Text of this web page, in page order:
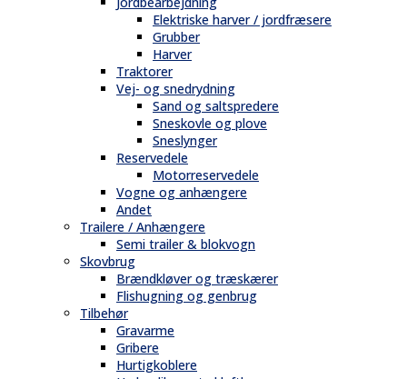
Elektriske harver / jordfræsere
Grubber
Harver
Traktorer
Vej- og snedrydning
Sand og saltspredere
Sneskovle og plove
Sneslynger
Reservedele
Motorreservedele
Vogne og anhængere
Andet
Trailere / Anhængere
Semi trailer & blokvogn
Skovbrug
Brændkløver og træskærer
Flishugning og genbrug
Tilbehør
Gravarme
Gribere
Hurtigkoblere